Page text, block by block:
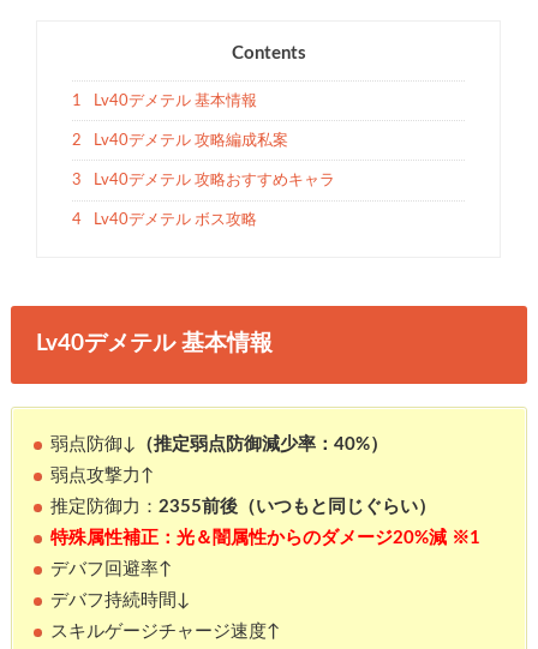
Contents
1 Lv40デメテル 基本情報
2 Lv40デメテル 攻略編成私案
3 Lv40デメテル 攻略おすすめキャラ
4 Lv40デメテル ボス攻略
Lv40デメテル 基本情報
弱点防御↓ （推定弱点防御減少率：40%）
弱点攻撃力↑
推定防御力： 2355前後（いつもと同じぐらい）
特殊属性補正：光＆闇属性からのダメージ20%減 ※1
デバフ回避率↑
デバフ持続時間↓
スキルゲージチャージ速度↑